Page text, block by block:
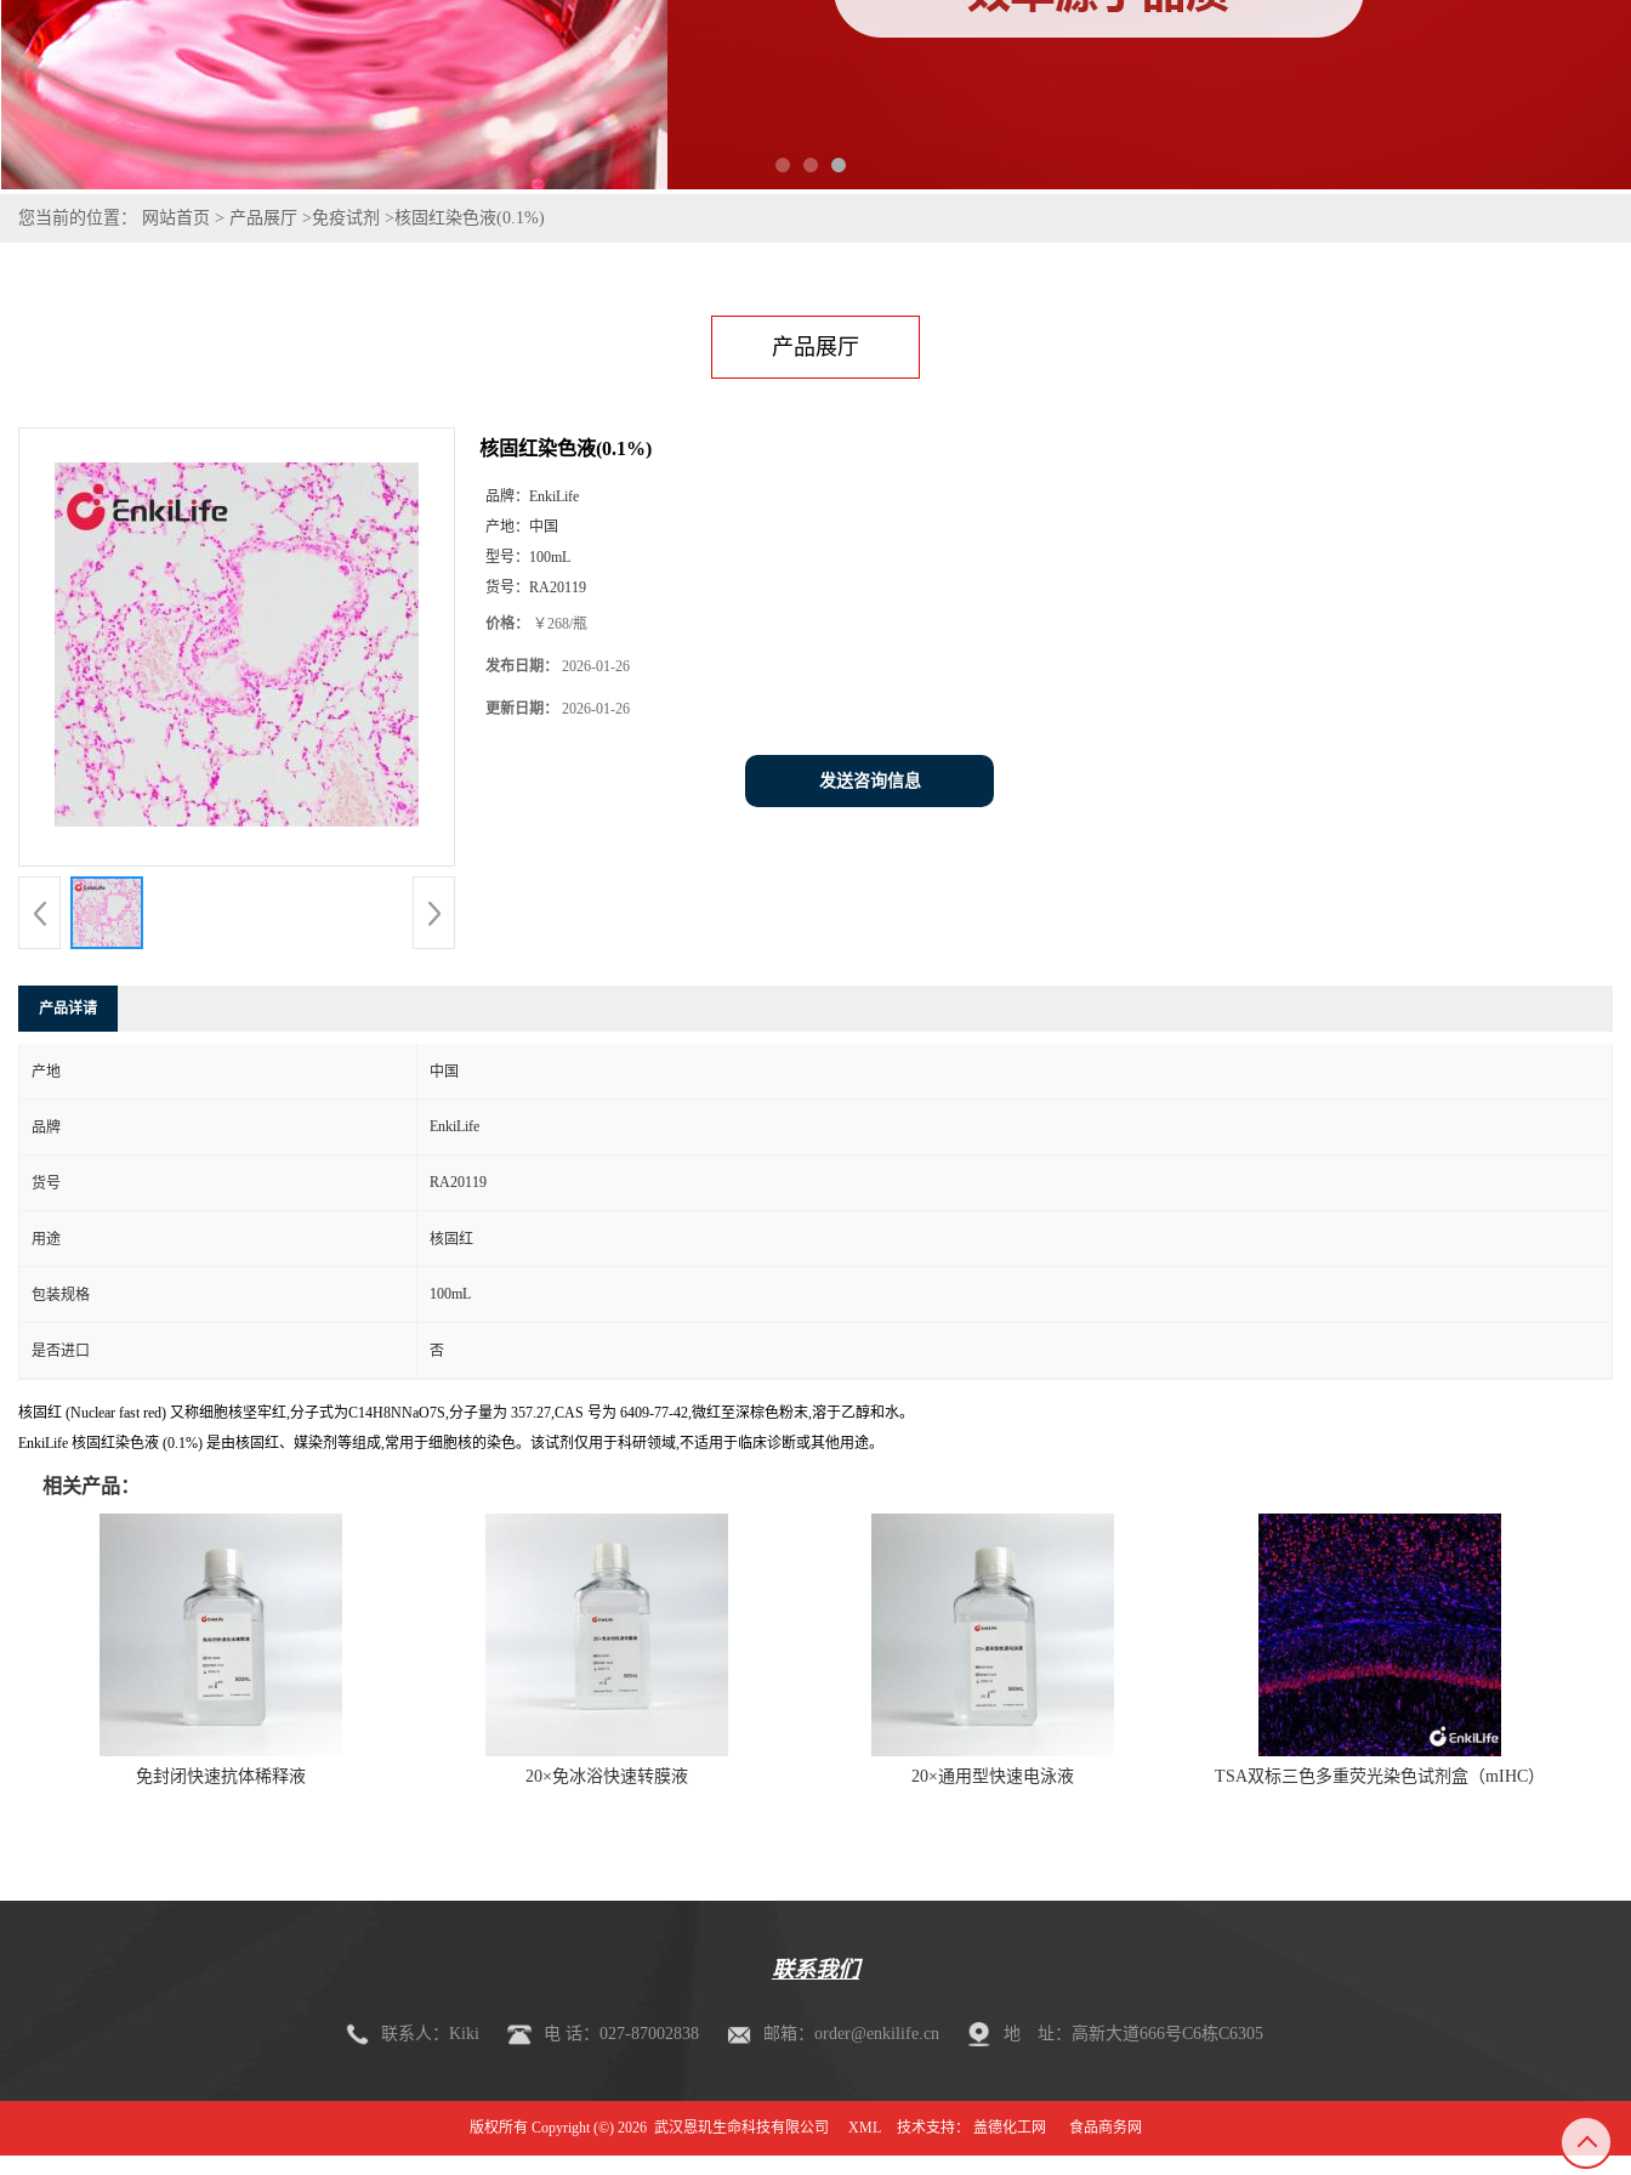
您当前的位置： 网站首页 > 产品展厅 >免疫试剂 >核固红染色液(0.1%)
产品展厅
核固红染色液(0.1%)
品牌： EnkiLife
产地： 中国
型号： 100mL
货号： RA20119
价格： ￥268/瓶
发布日期： 2026-01-26
更新日期： 2026-01-26
发送咨询信息
产品详请
产地 中国
品牌 EnkiLife
货号 RA20119
用途 核固红
包装规格 100mL
是否进口 否
核固红 (Nuclear fast red) 又称细胞核坚牢红,分子式为C14H8NNaO7S,分子量为 357.27,CAS 号为 6409-77-42,微红至深棕色粉末,溶于乙醇和水。
EnkiLife 核固红染色液 (0.1%) 是由核固红、媒染剂等组成,常用于细胞核的染色。该试剂仅用于科研领域,不适用于临床诊断或其他用途。
相关产品：
免封闭快速抗体稀释液 20×免冰浴快速转膜液 20×通用型快速电泳液 TSA双标三色多重荧光染色试剂盒（mIHC）
联系我们
联系人：Kiki 电 话：027-87002838 邮箱：order@enkilife.cn 地 址：高新大道666号C6栋C6305
版权所有 Copyright (©) 2026 武汉恩玑生命科技有限公司 XML 技术支持： 盖德化工网 食品商务网